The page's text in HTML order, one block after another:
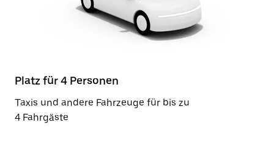
Platz für 4 Personen
Taxis und andere Fahrzeuge für bis zu
4 Fahrgäste